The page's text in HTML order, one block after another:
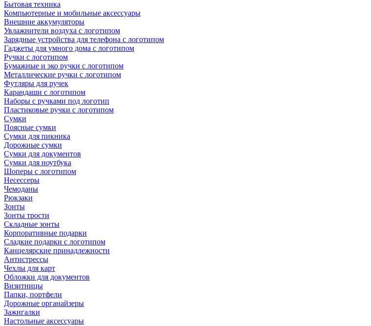
Бытовая техника
Компьютерные и мобильные аксессуары
Внешние аккумуляторы
Увлажнители воздуха с логотипом
Зарядные устройства для телефона с логотипом
Гаджеты для умного дома с логотипом
Ручки с логотипом
Бумажные и эко ручки с логотипом
Металлические ручки с логотипом
Футляры для ручек
Карандаши с логотипом
Наборы с ручками под логотип
Пластиковые ручки с логотипом
Сумки
Поясные сумки
Сумки для пикника
Дорожные сумки
Сумки для документов
Сумки для ноутбука
Шоперы с логотипом
Несессеры
Чемоданы
Рюкзаки
Зонты
Зонты трости
Складные зонты
Корпоративные подарки
Сладкие подарки с логотипом
Канцелярские принадлежности
Антистрессы
Чехлы для карт
Обложки для документов
Визитницы
Папки, портфели
Дорожные органайзеры
Зажигалки
Настольные аксессуары